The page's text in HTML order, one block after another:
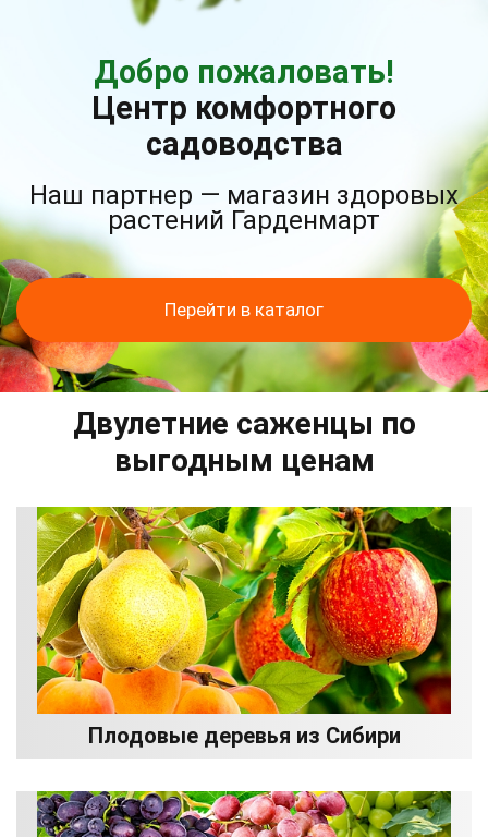
Добро пожаловать!
Центр комфортного
садоводства
Наш партнер — магазин здоровых
растений Гарденмарт
Перейти в каталог
Двулетние саженцы по
выгодным ценам
Плодовые деревья из Сибири